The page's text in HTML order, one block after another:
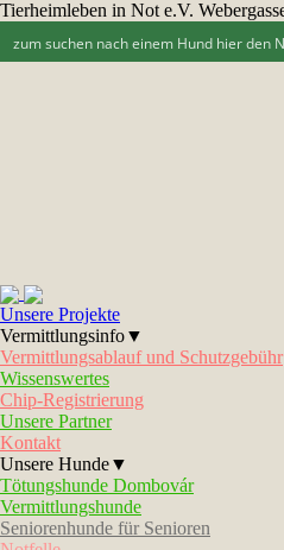
Tierheimleben in Not e.V.
Unsere Projekte
Vermittlungsinfo▼
Vermittlungsablauf und Schutzgebühr
Wissenswertes
Chip-Registrierung
Unsere Partner
Kontakt
Unsere Hunde▼
Tötungshunde Dombovár
Vermittlungshunde
Seniorenhunde für Senioren